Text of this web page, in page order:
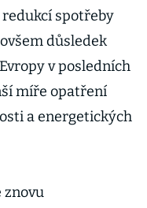
spotřeby
důsledek
v posledních
míře opatření
a energetických
znovu